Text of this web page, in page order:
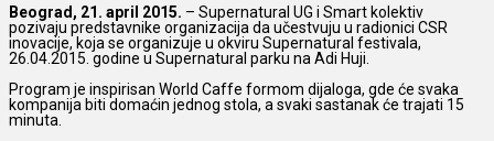
Beograd, 21. april 2015. – Supernatural UG i Smart kolektiv
pozivaju predstavnike organizacija da učestvuju u radionici CSR
inovacije, koja se organizuje u okviru Supernatural festivala,
26.04.2015. godine u Supernatural parku na Adi Huji.
Program je inspirisan World Caffe formom dijaloga, gde će svaka
kompanija biti domaćin jednog stola, a svaki sastanak će trajati 15
minuta.